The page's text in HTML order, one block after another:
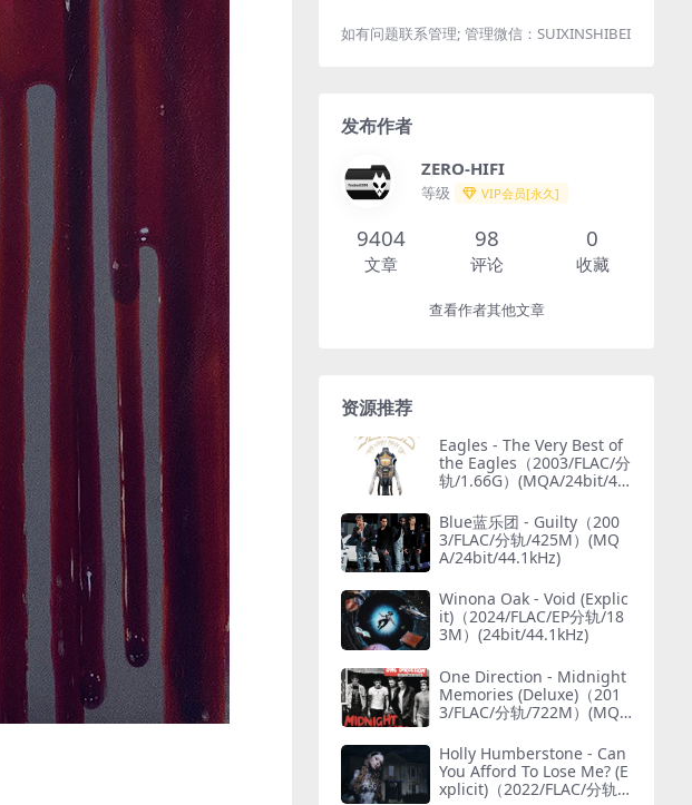
如有问题联系管理; 管理微信：SUIXINSHIBEI
发布作者
ZERO-HIFI
等级 VIP会员[永久]
9404
文章
98
评论
0
收藏
查看作者其他文章
资源推荐
Eagles - The Very Best of
the Eagles（2003/FLAC/分
轨/1.66G）(MQA/24bit/48
Blue蓝乐团 - Guilty（200
3/FLAC/分轨/425M）(MQ
A/24bit/44.1kHz)
Winona Oak - Void (Explic
it)（2024/FLAC/EP分轨/18
3M）(24bit/44.1kHz)
One Direction - Midnight
Memories (Deluxe)（201
3/FLAC/分轨/722M）(MQ
Holly Humberstone - Can
You Afford To Lose Me? (E
xplicit)（2022/FLAC/分轨/4